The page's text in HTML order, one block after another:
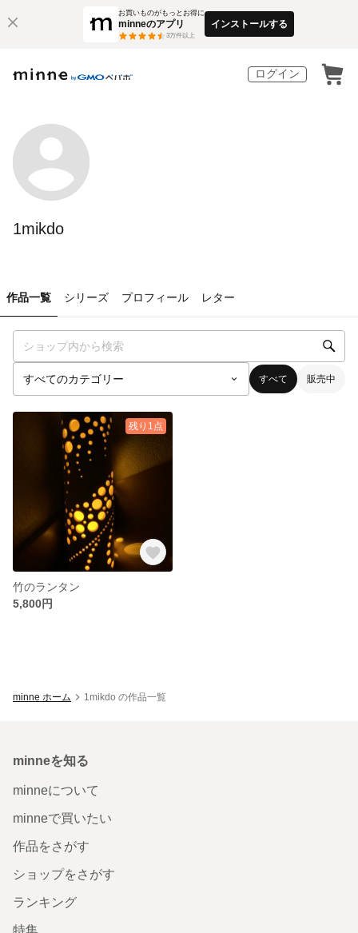
お買いものがもっとお得に
minneのアプリ
3万件以上
インストールする
ログイン
1mikdo
作品一覧 シリーズ プロフィール レター
すべて 販売中
残り1点
竹のランタン
5,800円
minne ホーム 1mikdo の作品一覧
minneを知る
minneについて
minneで買いたい
作品をさがす
ショップをさがす
ランキング
特集